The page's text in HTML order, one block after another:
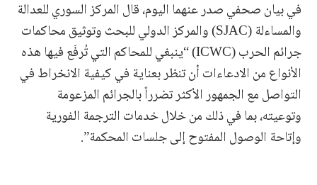
في بيان صحفي صدر عنهما اليوم، قال المركز السوري للعدالة
والمساءلة (SJAC) والمركز الدولي للبحث وتوثيق محاكمات
جرائم الحرب (ICWC) “ينبغي للمحاكم التي تُرفَع فيها هذه
الأنواع من الادعاءات أن تنظر بعناية في كيفية الانخراط في
التواصل مع الجمهور الأكثر تضرراً بالجرائم المزعومة
وتوعيته، بما في ذلك من خلال خدمات الترجمة الفورية
وإتاحة الوصول المفتوح إلى جلسات المحكمة”.